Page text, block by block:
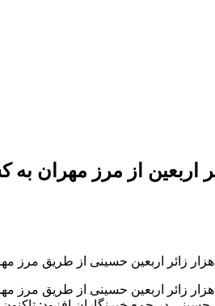
فرمانده نیروی انتظامی گفت: از ابتدای ماه صفر تاکنون